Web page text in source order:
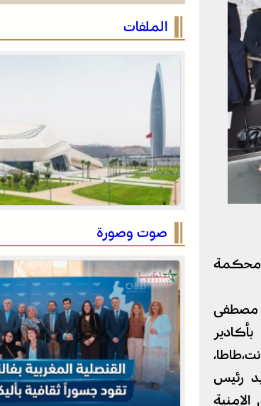
محكمة
مصطفى
رئيس
المملكة (نشرة إنذارية)
كرة القدم .. ريال سوسيداد يفاوض
توقعات أحوال الطقس اليوم الخميس
عمان .. الاجتماع الوزاري لدعم القدس
المقدسة يؤكد على أهمية دور لجنة
جلالة الملك ويدعم جهود اللجنة
القدس الشريف
موجة حر وزخات رعدية مع تساقط
من اليوم الأربعاء إلى الجمعة بعدد من
الملفات
صوت وصورة